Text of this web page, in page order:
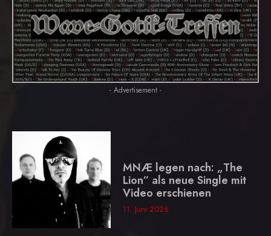
- Advertisement -
MNÆ legen nach: „The
Lion“ als neue Single mit
Video erschienen
11. Juni 2026